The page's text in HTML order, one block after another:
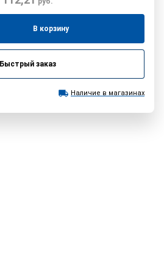
В корзину
Быстрый заказ
Наличие в магазинах